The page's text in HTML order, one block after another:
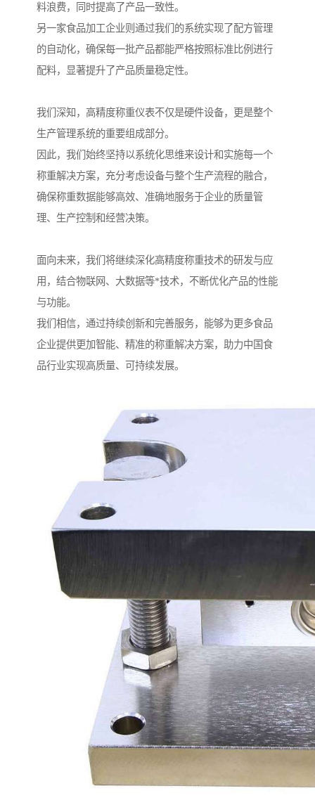
料浪费，同时提高了产品一致性。
另一家食品加工企业则通过我们的系统实现了配方管理
的自动化，确保每一批产品都能严格按照标准比例进行
配料，显著提升了产品质量稳定性。
我们深知，高精度称重仪表不仅是硬件设备，更是整个
生产管理系统的重要组成部分。
因此，我们始终坚持以系统化思维来设计和实施每一个
称重解决方案，充分考虑设备与整个生产流程的融合，
确保称重数据能够高效、准确地服务于企业的质量管
理、生产控制和经营决策。
面向未来，我们将继续深化高精度称重技术的研发与应
用，结合物联网、大数据等*技术，不断优化产品的性能
与功能。
我们相信，通过持续创新和完善服务，能够为更多食品
企业提供更加智能、精准的称重解决方案，助力中国食
品行业实现高质量、可持续发展。